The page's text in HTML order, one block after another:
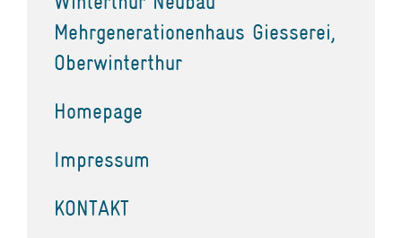
Mehrgenerationenhaus Giesserei,
Oberwinterthur
Homepage
Impressum
KONTAKT